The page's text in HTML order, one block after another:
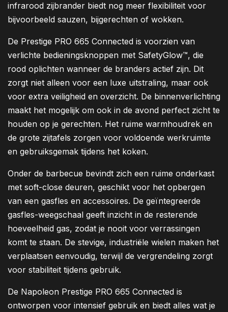
infrarood zijbrander biedt nog meer flexibiliteit voor
bijvoorbeeld sauzen, bijgerechten of wokken.
De Prestige PRO 665 Connected is voorzien van
verlichte bedieningsknoppen met SafetyGlow™, die
rood oplichten wanneer de branders actief zijn. Dit
zorgt niet alleen voor een luxe uitstraling, maar ook
voor extra veiligheid en overzicht. De binnenverlichting
maakt het mogelijk om ook in de avond perfect zicht te
houden op je gerechten. Het ruime warmhoudrek en
de grote zijtafels zorgen voor voldoende werkruimte
en gebruiksgemak tijdens het koken.
Onder de barbecue bevindt zich een ruime onderkast
met soft-close deuren, geschikt voor het opbergen
van een gasfles en accessoires. De geïntegreerde
gasfles-weegschaal geeft inzicht in de resterende
hoeveelheid gas, zodat je nooit voor verrassingen
komt te staan. De stevige, industriële wielen maken het
verplaatsen eenvoudig, terwijl de vergrendeling zorgt
voor stabiliteit tijdens gebruik.
De Napoleon Prestige PRO 665 Connected is
ontworpen voor intensief gebruik en biedt alles wat je